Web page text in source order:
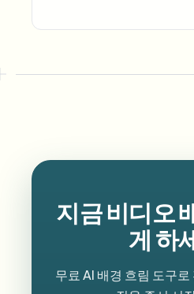
지금 비디오
게 하
무료 AI 배경 흐림 도구